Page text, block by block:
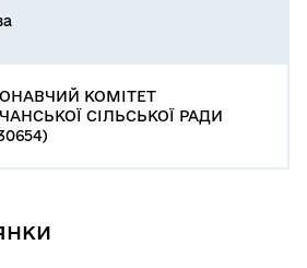
КОМІТЕТ
СІЛЬСЬКОЇ РАДИ